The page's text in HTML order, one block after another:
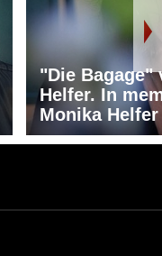
"Die Bagage"
Helfer. In
Monika Helfer